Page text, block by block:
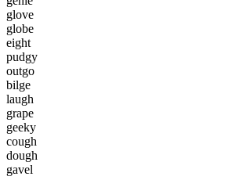
glove
globe
eight
pudgy
outgo
bilge
laugh
grape
geeky
cough
dough
gavel